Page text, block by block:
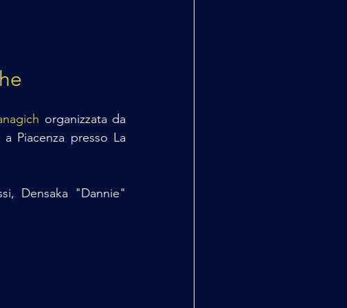
organizzata da
Piacenza presso La
Densaka "Dannie"